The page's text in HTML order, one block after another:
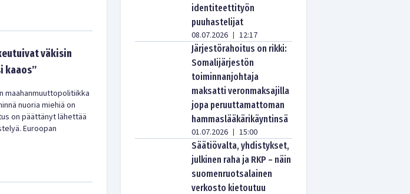
väkisin
kaaos”
maahanmuuttopolitiikka
nuoria miehiä on
on päättänyt lähettää
Euroopan
identiteettityön
puuhastelijat
08.07.2026 | 12:17
Järjestörahoitus on rikki:
Somalijärjestön
toiminnanjohtaja
maksatti veronmaksajilla
jopa peruuttamattoman
hammaslääkärikäyntinsä
01.07.2026 | 15:00
Säätiövalta, yhdistykset,
julkinen raha ja RKP – näin
suomenruotsalainen
verkosto kietoutuu